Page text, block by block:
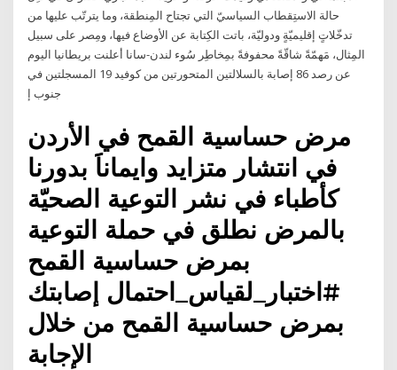
حالة الاستِقطاب السياسيّ التي تجتاح المِنطقة، وما يترتّب عليها من
تدخّلاتٍ إقليميّةٍ ودوليّة، باتت الكِتابة عن الأوضاع فيها، ومِصر على سبيل
المِثال، مَهمّةً شاقّةً محفوفةً بمِخاطِر سُوء لندن-سانا أعلنت بريطانيا اليوم
عن رصد 86 إصابة بالسلالتين المتحورتين من كوفيد 19 المسجلتين في
جنوب إ
مرض حساسية القمح في الأردن
في انتشار متزايد وايماناََ بدورنا
كأطباء في نشر التوعية الصحيّة
بالمرض نطلق في حملة التوعية
بمرض حساسية القمح
#اختبار_لقياس_احتمال إصابتك
بمرض حساسية القمح من خلال
الإجابة